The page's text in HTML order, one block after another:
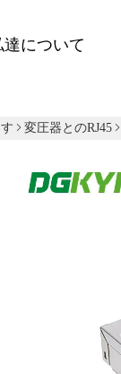
達について
変圧器とのRJ45